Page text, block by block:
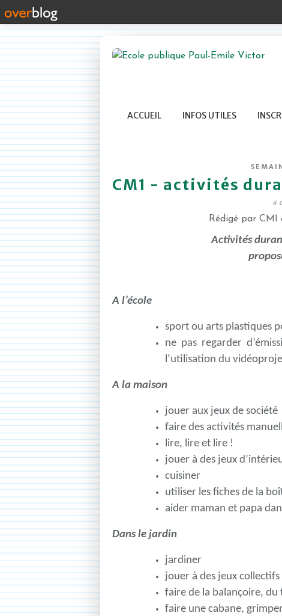
ACCUEIL INFOS UTILES
CM1 - activités
6
Rédigé par
Activités
A l’école
sport ou arts plastiques
ne pas regarder
l’utilisation du
A la maison
jouer aux jeux de société
faire des activités
lire, lire et lire !
jouer à des jeux
cuisiner
utiliser les fiches de la
aider maman et papa
Dans le jardin
jardiner
jouer à des jeux collectifs
faire de la balançoire,
faire une cabane,